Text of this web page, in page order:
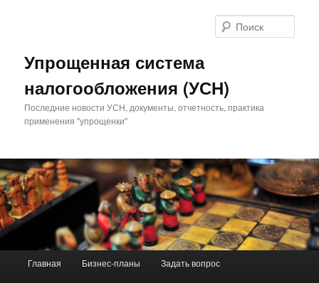
Упрощенная система
налогообложения (УСН)
Последние новости УСН, документы, отчетность, практика
применения "упрощенки"
Перейти к основному содержимому
Перейти к дополнительному содержимому
Главная Бизнес-планы Задать вопрос